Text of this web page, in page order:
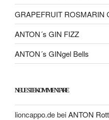
GRAPEFRUIT ROSMARIN
ANTON´s GIN FIZZ
ANTON´s GINgel Bells
NEUESTE KOMMENTARE
lioncappo.debeiANTON